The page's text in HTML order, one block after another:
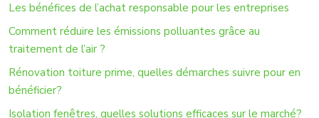
Les bénéfices de l’achat responsable pour les entreprises
Comment réduire les émissions polluantes grâce au
traitement de l’air ?
Rénovation toiture prime, quelles démarches suivre pour en
bénéficier?
Isolation fenêtres, quelles solutions efficaces sur le marché?